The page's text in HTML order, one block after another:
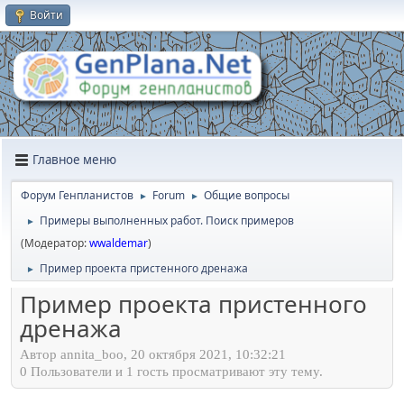
Войти
Главное меню
Форум Генпланистов ► Forum ► Общие вопросы
►
Примеры выполненных работ. Поиск примеров
(Модератор:wwaldemar)
► Пример проекта пристенного дренажа
Пример проекта пристенного
дренажа
Автор annita_boo, 20 октября 2021, 10:32:21
0 Пользователи и 1 гость просматривают эту тему.